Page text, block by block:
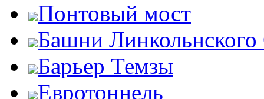
Понтовый мост
Башни
Барьер Темзы
Евротоннель